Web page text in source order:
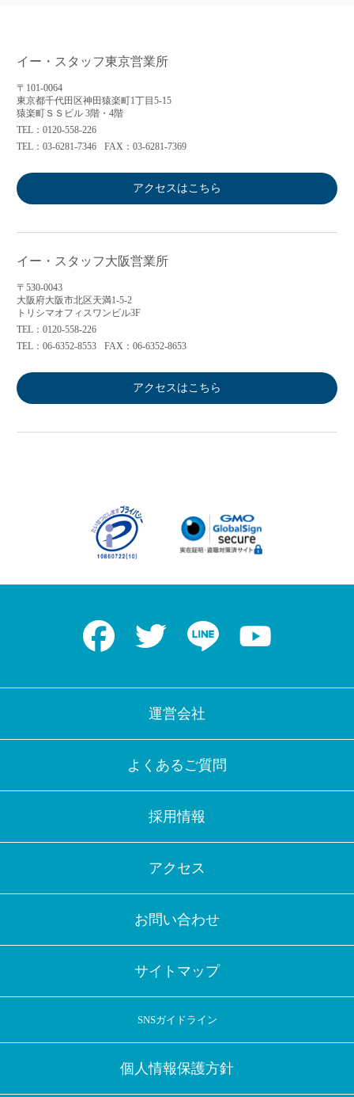
イー・スタッフ東京営業所
〒101-0064
東京都千代田区神田猿楽町1丁目5-15
猿楽町ＳＳビル 3階・4階
TEL：0120-558-226
TEL：03-6281-7346
FAX：03-6281-7369
アクセスはこちら
イー・スタッフ大阪営業所
〒530-0043
大阪府大阪市北区天満1-5-2
トリシマオフィスワンビル3F
TEL：0120-558-226
TEL：06-6352-8553
FAX：06-6352-8653
アクセスはこちら
Facebook Twitter LINE
運営会社
よくあるご質問
採用情報
アクセス
お問い合わせ
サイトマップ
SNSガイドライン
個人情報保護方針